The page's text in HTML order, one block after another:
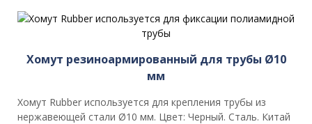
Хомут резиноармированный для трубы Ø10
мм
Хомут Rubber используется для крепления трубы из
нержавеющей стали Ø10 мм. Цвет: Черный. Сталь. Китай